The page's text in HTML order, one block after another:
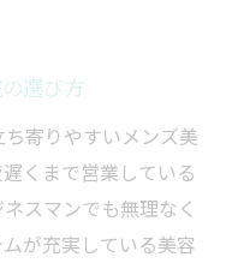
選び方
寄りやすいメンズ美
くまで営業している
スマンでも無理なく
が充実している美容